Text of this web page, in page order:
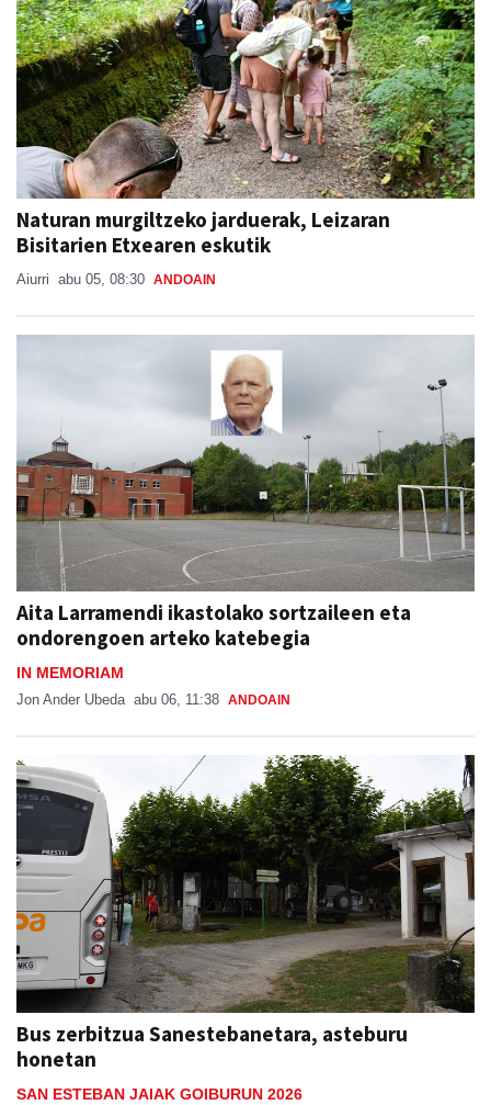
Naturan murgiltzeko jarduerak, Leizaran
Bisitarien Etxearen eskutik
Aiurri abu 05, 08:30 ANDOAIN
Aita Larramendi ikastolako sortzaileen eta
ondorengoen arteko katebegia
IN MEMORIAM
Jon Ander Ubeda abu 06, 11:38 ANDOAIN
Bus zerbitzua Sanestebanetara, asteburu
honetan
SAN ESTEBAN JAIAK GOIBURUN 2026